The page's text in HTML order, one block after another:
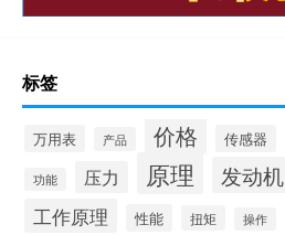
标签
万用表 产品 价格 传感器
功能 压力 原理 发动机
工作原理 性能 扭矩 操作